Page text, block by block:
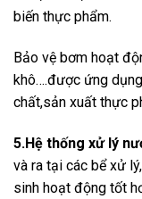
biến thực phẩm.
Bảo vệ bơm hoạt
khô….được ứng
chất,sản xuất thực
5.Hệ thống xử lý
và ra tại các bể xử
sinh hoạt động tốt